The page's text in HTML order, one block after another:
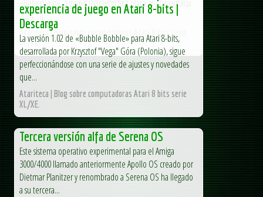
«BoberDash», a game that won first place at "Grawitacja
2024," a...
Atariteca | Blog sobre computadoras Atari 8 bits serie
XL/XE.
experiencia de juego en Atari 8-bits |
Descarga
La versión 1.02 de «Bubble Bobble» para Atari 8-bits,
desarrollada por Krzysztof "Vega" Góra (Polonia), sigue
perfeccionándose con una serie de ajustes y novedades
que...
Atariteca | Blog sobre computadoras Atari 8 bits serie
XL/XE.
Tercera versión alfa de Serena OS
Este sistema operativo experimental para el Amiga
3000/4000 llamado anteriormente Apollo OS creado por
Dietmar Planitzer y renombrado a Serena OS ha llegado
a su tercera...